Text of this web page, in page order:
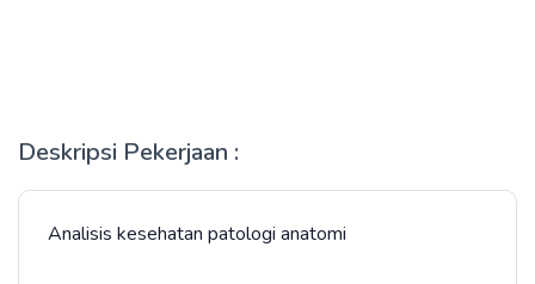
Deskripsi Pekerjaan :
Analisis kesehatan patologi anatomi